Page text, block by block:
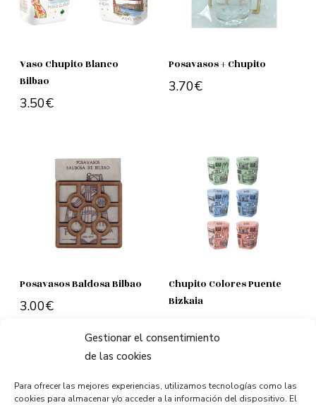
Gestionar el consentimiento
de las cookies
Para ofrecer las mejores experiencias, utilizamos tecnologías como las
cookies para almacenar y/o acceder a la información del dispositivo. El
Vaso Chupito Blanco
Bilbao
3.50€
Posavasos + Chupito
3.70€
Posavasos Baldosa Bilbao
3.00€
Chupito Colores Puente
Bizkaia
Add to cart